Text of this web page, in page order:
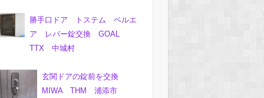
勝手口ドア トステム ベルエ
ア レバー錠交換 GOAL
TTX 中城村
玄関ドアの錠前を交換
MIWA THM 浦添市